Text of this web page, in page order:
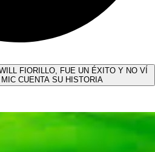
FIORILLO, FUE UN ÉXITO Y NO VÍ
CUENTA SU HISTORIA